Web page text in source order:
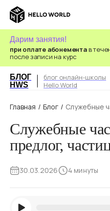
при оплате абонементав
после записи на курс
Дарим занятия!
БЛОГ
HWS
блог онлайн-школы
Hello World
Главная / Блог / Служебные
Служебные
предлог,
30.03.2026 4 минуты